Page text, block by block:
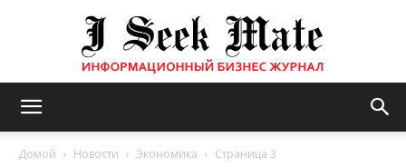
Домой Новости Экономика Страница 3